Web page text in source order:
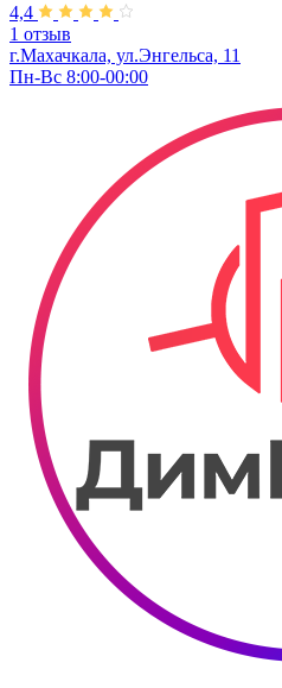
4,4
1 отзыв
г.Махачкала, ул.Энгельса, 11
Пн-Вс 8:00-00:00